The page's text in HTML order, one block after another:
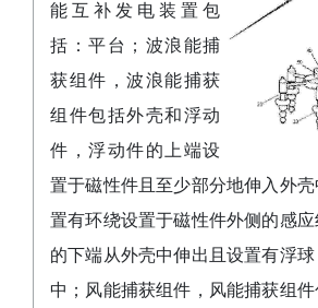
能互补发电装置包
括：平台；波浪能捕
获组件，波浪能捕获
组件包括外壳和浮动
件，浮动件的上端设
置于磁性件且至少部分地伸入外
置有环绕设置于磁性件外侧的感
的下端从外壳中伸出且设置有浮
中；风能捕获组件，风能捕获组